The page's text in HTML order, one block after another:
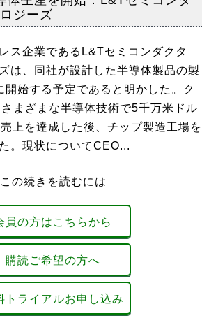
ジーズ
ス企業であるL&Tセミコンダクタ
は、同社が設計した半導体製品の製
開始する予定であると明かした。ク
まざまな半導体技術で5千万米ドル
上を達成した後、チップ製造工場を
。現状についてCEO...
この続きを読むには
員の方はこちらから
購読ご希望の方へ
トライアルお申し込み